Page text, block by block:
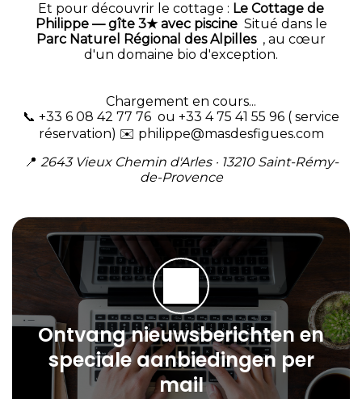
Et pour découvrir le cottage : Le Cottage de
Philippe — gîte 3★ avec piscine Situé dans le
Parc Naturel Régional des Alpilles , au cœur
d'un domaine bio d'exception.
Chargement en cours...
📞 +33 6 08 42 77 76 ou +33 4 75 41 55 96 ( service
réservation) ✉️ philippe@masdesfigues.com
📍 2643 Vieux Chemin d'Arles · 13210 Saint-Rémy-
de-Provence
Ontvang nieuwsberichten en
speciale aanbiedingen per
mail